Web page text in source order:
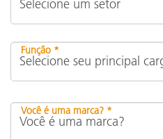
Função *
Você é uma marca? *